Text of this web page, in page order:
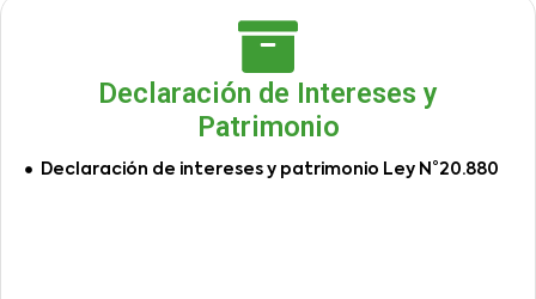
Declaración de Intereses y
Patrimonio
Declaración de intereses y patrimonio Ley N°20.880